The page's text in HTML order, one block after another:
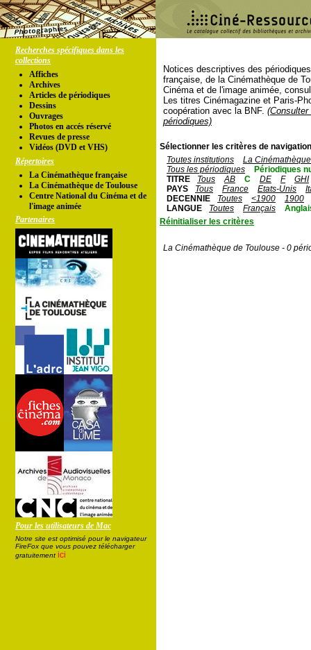
Recherches spécifiques dans les
collections
Affiches
Archives
Articles de périodiques
Dessins
Ouvrages
Photos en accés réservé
Revues de presse
Vidéos (DVD et VHS)
Répertoires
La Cinémathèque française
La Cinémathèque de Toulouse
Centre National du Cinéma et de
l'image animée
Partenaires
Pour les utilisateurs de Mac
Notre site est optimisé pour le navigateur
FireFox que vous pouvez télécharger
gratuitement ici
Notices descriptives des
française, de la Cinémathèque de
Cinéma et de l'image animée,
Les titres Cinémagazine et Paris-
coopération avec la BNF.
périodiques)
Sélectionner les critères de
Toutes institutions
La
Tous les périodiques
Périodiques
TITRE
Tous AB C DE F
GHI
PAYS
Tous France Etats-Unis
DECENNIE
Toutes <1900
1900
LANGUE
Toutes Français
Réinitialiser les critères
La Cinémathèque de Toulouse - 0